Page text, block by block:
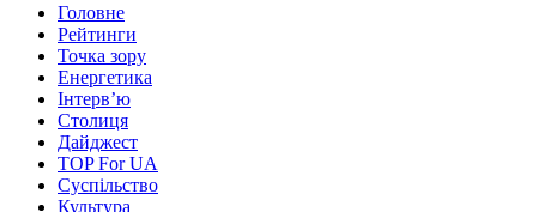
Головне
Рейтинги
Точка зору
Енергетика
Інтерв’ю
Столиця
Дайджест
TOP For UA
Суспiльство
Культура